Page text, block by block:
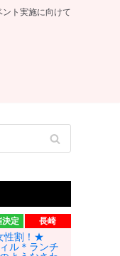
ト実施に向けて
決定 長崎
性割！★
ル＊ランチ